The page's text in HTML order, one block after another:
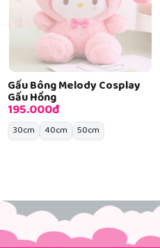
Gấu Bông Melody Cosplay
Gấu Hồng
195.000đ
30cm 40cm 50cm